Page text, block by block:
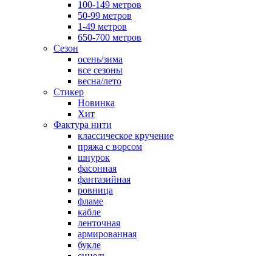
100-149 метров
50-99 метров
1-49 метров
650-700 метров
Сезон
осень/зима
все сезоны
весна/лето
Стикер
Новинка
Хит
Фактура нити
классическое кручение
пряжа с ворсом
шнурок
фасонная
фантазийная
ровница
фламе
кабле
ленточная
армированная
букле